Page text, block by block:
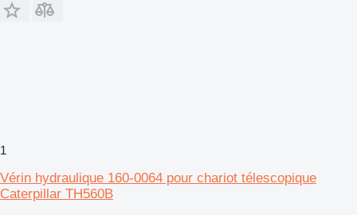
1
Vérin hydraulique 160-0064 pour chariot télescopique
Caterpillar TH560B